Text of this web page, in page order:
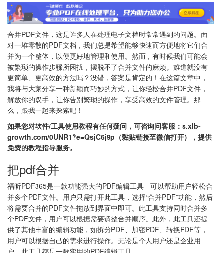
合并PDF文件，这是许多人在处理电子文档时常常遇到的问题。面
对一堆零散的PDF文档，我们总是希望能够快速而方便地将它们合
并为一个整体，以便更好地管理和使用。然而，有时候我们可能会
被繁琐的操作步骤所困扰，摆脱不了合并文件的麻烦。难道就没有
更简单、更高效的方法吗？没错，答案是肯定的！在这篇文章中，
我将与大家分享一种新颖而巧妙的方式，让你轻松合并PDF文件，
解放你的双手，让你告别繁琐的操作，享受高效的文件管理。那
么，跟我一起来探索吧！
如果您对软件/工具使用教程有任何疑问，可咨询问客服：s.xlb-
growth.com/0UNR1?e=QsjC6j9p（黏贴链接至微信打开），提供
免费的教程指导服务。
把pdf合并
福昕PDF365是一款功能强大的PDF编辑工具，可以帮助用户轻松合
并多个PDF文件。用户只需打开此工具，选择“合并PDF”功能，然后
将需要合并的PDF文件拖放到界面中即可。此工具支持同时合并多
个PDF文件，用户可以根据需要调整合并顺序。此外，此工具还提
供了其他丰富的编辑功能，如拆分PDF、加密PDF、转换PDF等，
用户可以根据自己的需求进行操作。无论是个人用户还是企业用